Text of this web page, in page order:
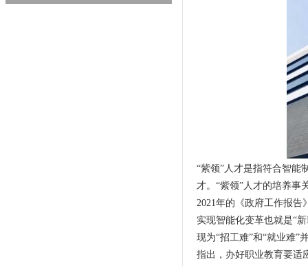
“紫领”人才是指符合智能
才。“紫领”人才的培养事
2021年的《政府工作报告
实现智能化变革也就是“
现为“招工难”和“就业难”
指出，办好职业教育要适